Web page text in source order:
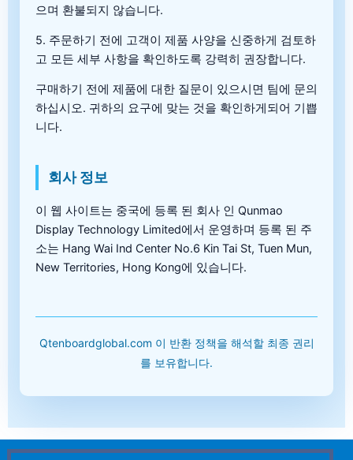
으며 환불되지 않습니다.
5. 주문하기 전에 고객이 제품 사양을 신중하게 검토하
고 모든 세부 사항을 확인하도록 강력히 권장합니다.
구매하기 전에 제품에 대한 질문이 있으시면 팀에 문의
하십시오. 귀하의 요구에 맞는 것을 확인하게되어 기쁩
니다.
회사 정보
이 웹 사이트는 중국에 등록 된 회사 인 Qunmao
Display Technology Limited에서 운영하며 등록 된 주
소는 Hang Wai Ind Center No.6 Kin Tai St, Tuen Mun,
New Territories, Hong Kong에 있습니다.
Qtenboardglobal.com 이 반환 정책을 해석할 최종 권리
를 보유합니다.